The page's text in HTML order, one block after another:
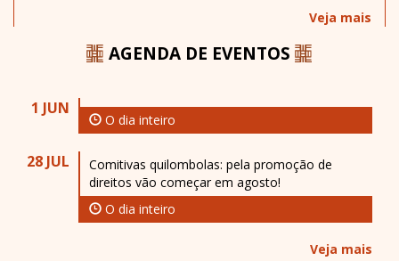
Veja mais
AGENDA DE EVENTOS
1 JUN
O dia inteiro
28 JUL
Comitivas quilombolas: pela promoção de
direitos vão começar em agosto!
O dia inteiro
Veja mais